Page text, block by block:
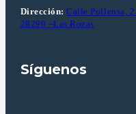
Dirección: Calle Pollensa,
28290 –Las Rozas
Síguenos